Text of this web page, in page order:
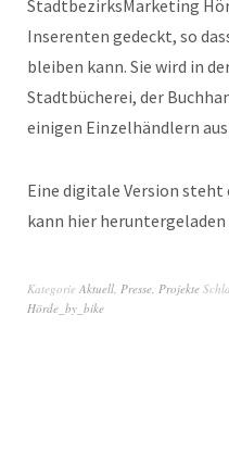
StadtbezirksMarketing
Inserenten gedeckt, so
bleiben kann. Sie wird in
Stadtbücherei, der
einigen Einzelhändlern
Eine digitale Version steht
kann hier heruntergeladen
Kategorie Aktuell Presse Projekte
Hörde_by_bike